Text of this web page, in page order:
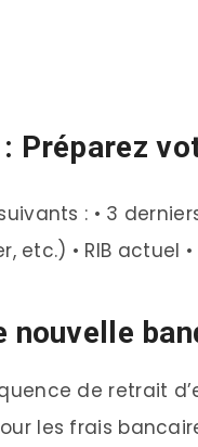
Préparez
: • 3
etc.) • RIB
nouvelle
de retrait
les frais